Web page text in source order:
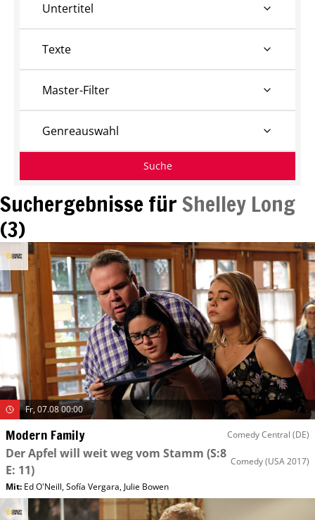
Suchergebnisse fürShelley Long
(3)
Fr, 07.08 00:00
Modern Family Comedy Central (DE)
Der Apfel will weit weg vom Stamm (S:8
E: 11)
Comedy(USA 2017)
Mit: Ed O'Neill,Sofía Vergara, Julie Bowen
Untertitel
Texte
Master-Filter
Genreauswahl
Suche